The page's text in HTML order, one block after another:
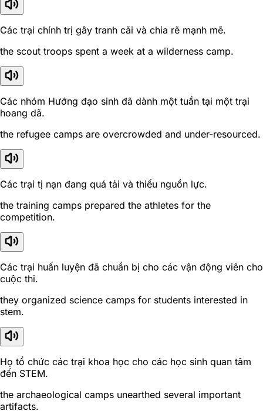
Các trại chính trị gây tranh cãi và chia rẽ mạnh mẽ.
the scout troops spent a week at a wilderness camp.
Các nhóm Hướng đạo sinh đã dành một tuần tại một trại
hoang dã.
the refugee camps are overcrowded and under-resourced.
Các trại tị nạn đang quá tải và thiếu nguồn lực.
the training camps prepared the athletes for the
competition.
Các trại huấn luyện đã chuẩn bị cho các vận động viên cho
cuộc thi.
they organized science camps for students interested in
stem.
Họ tổ chức các trại khoa học cho các học sinh quan tâm
đến STEM.
the archaeological camps unearthed several important
artifacts.